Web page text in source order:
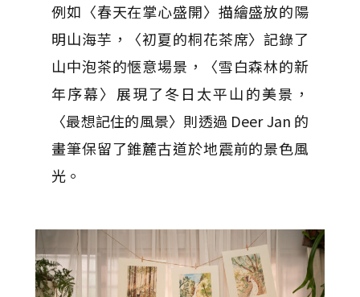
例如〈春天在掌心盛開〉描繪盛放的陽
明山海芋，〈初夏的桐花茶席〉記錄了
山中泡茶的愜意場景，〈雪白森林的新
年序幕〉展現了冬日太平山的美景，
〈最想記住的風景〉則透過 Deer Jan 的
畫筆保留了錐麓古道於地震前的景色風
光。